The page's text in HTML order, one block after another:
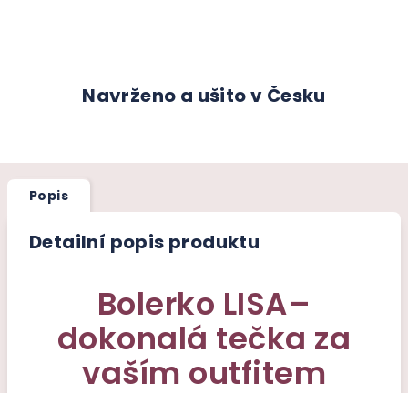
Navrženo a ušito v Česku
Popis
Detailní popis produktu
Bolerko LISA–
dokonalá tečka za
vaším outfitem